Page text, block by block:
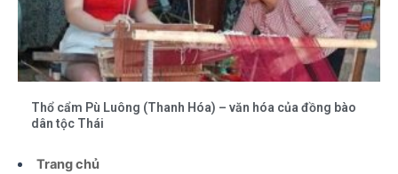
Trang chủ
Thổ cẩm Pù Luông (Thanh Hóa) – văn hóa của đồng bào
dân tộc Thái